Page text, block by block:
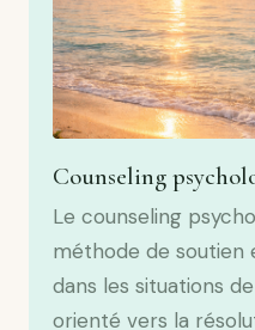
Counseling
Le counseling
méthode de soutien
dans les situations
orienté vers la